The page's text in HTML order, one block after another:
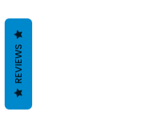
REVIEWS